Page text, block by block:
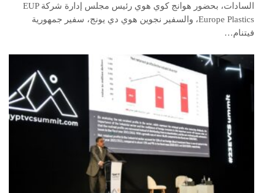
السادات، بحضور هوانج كوي هوي رئيس مجلس إدارة شركة EUP
Europe Plastics، والسفير نجوين هوي دي يونج، سفير جمهورية
فيتنام…